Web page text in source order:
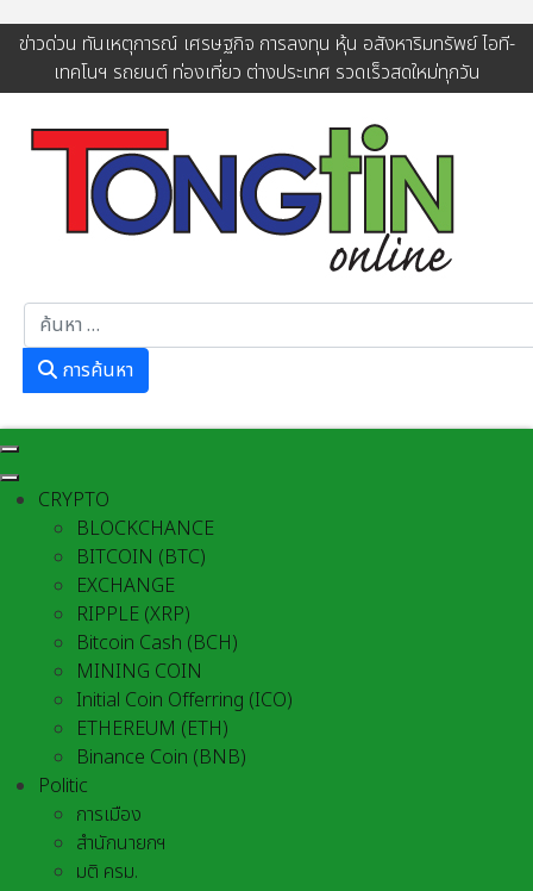
ข่าวด่วน ทันเหตุการณ์ เศรษฐกิจ การลงทุน หุ้น อสังหาริมทรัพย์ ไอที-
เทคโนฯ รถยนต์ ท่องเที่ยว ต่างประเทศ รวดเร็วสดใหม่ทุกวัน
การค้นหา
CRYPTO
BLOCKCHANCE
BITCOIN (BTC)
EXCHANGE
RIPPLE (XRP)
Bitcoin Cash (BCH)
MINING COIN
Initial Coin Offerring (ICO)
ETHEREUM (ETH)
Binance Coin (BNB)
Politic
การเมือง
สำนักนายกฯ
มติ ครม.